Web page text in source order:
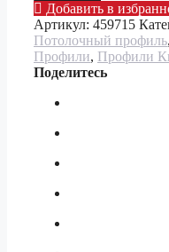
Добавить в
Артикул: 459715
Потолочный профиль,
Профили, Профили
Поделитесь